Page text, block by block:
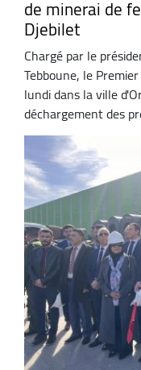
de minerai de
Djebilet
Chargé par le
Tebboune, le
lundi dans la ville
déchargement des